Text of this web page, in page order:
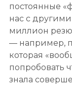
постоянные
нас с
миллион
— например,
которая
попробовать
знала